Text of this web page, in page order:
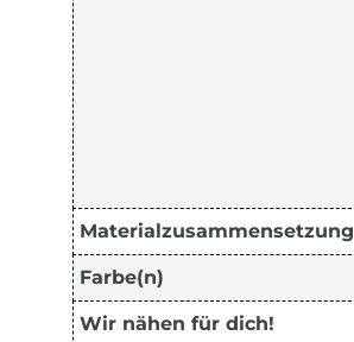
Materialzusammensetzung
Farbe(n)
Wir nähen für dich!